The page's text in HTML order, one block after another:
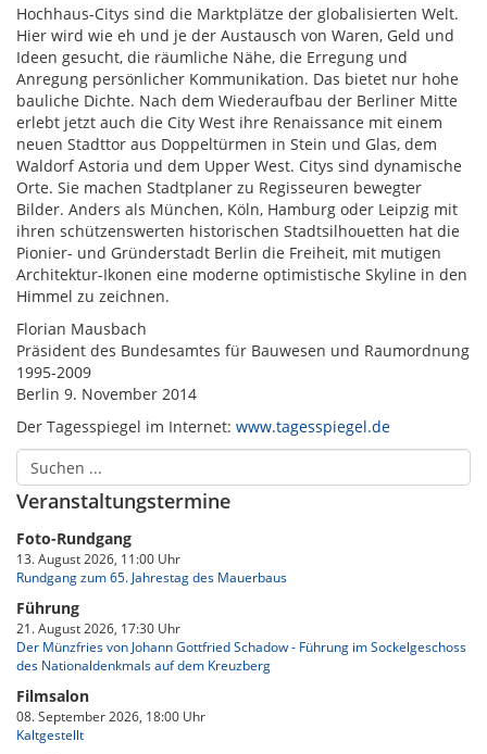
Hochhaus-Citys sind die Marktplätze der globalisierten Welt.
Hier wird wie eh und je der Austausch von Waren, Geld und
Ideen gesucht, die räumliche Nähe, die Erregung und
Anregung persönlicher Kommunikation. Das bietet nur hohe
bauliche Dichte. Nach dem Wiederaufbau der Berliner Mitte
erlebt jetzt auch die City West ihre Renaissance mit einem
neuen Stadttor aus Doppeltürmen in Stein und Glas, dem
Waldorf Astoria und dem Upper West. Citys sind dynamische
Orte. Sie machen Stadtplaner zu Regisseuren bewegter
Bilder. Anders als München, Köln, Hamburg oder Leipzig mit
ihren schützenswerten historischen Stadtsilhouetten hat die
Pionier- und Gründerstadt Berlin die Freiheit, mit mutigen
Architektur-Ikonen eine moderne optimistische Skyline in den
Himmel zu zeichnen.
Florian Mausbach
Präsident des Bundesamtes für Bauwesen und Raumordnung
1995-2009
Berlin 9. November 2014
Der Tagesspiegel im Internet: www.tagesspiegel.de
Veranstaltungstermine
Foto-Rundgang
13. August 2026, 11:00 Uhr
Rundgang zum 65. Jahrestag des Mauerbaus
Führung
21. August 2026, 17:30 Uhr
Der Münzfries von Johann Gottfried Schadow - Führung im Sockelgeschoss
des Nationaldenkmals auf dem Kreuzberg
Filmsalon
08. September 2026, 18:00 Uhr
Kaltgestellt